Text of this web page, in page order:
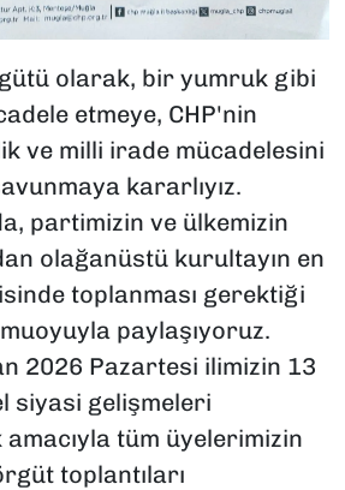
olarak, bir yumruk gibi
etmeye, CHP'nin
ve milli irade mücadelesini
kararlıyız.
partimizin ve ülkemizin
olağanüstü kurultayın en
toplanması gerektiği
paylaşıyoruz.
2026 Pazartesi ilimizin 13
siyasi gelişmeleri
tüm üyelerimizin
toplantıları